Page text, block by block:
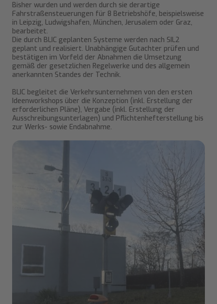
Bisher wurden und werden durch sie derartige
Fahrstraßensteuerungen für 8 Betriebshöfe, beispielsweise
in Leipzig, Ludwigshafen, München, Jerusalem oder Graz,
bearbeitet.
Die durch BLIC geplanten Systeme werden nach SIL2
geplant und realisiert. Unabhängige Gutachter prüfen und
bestätigen im Vorfeld der Abnahmen die Umsetzung
gemäß der gesetzlichen Regelwerke und des allgemein
anerkannten Standes der Technik.
BLIC begleitet die Verkehrsunternehmen von den ersten
Ideenworkshops über die Konzeption (inkl. Erstellung der
erforderlichen Pläne), Vergabe (inkl. Erstellung der
Ausschreibungsunterlagen) und Pflichtenhefterstellung bis
zur Werks- sowie Endabnahme.